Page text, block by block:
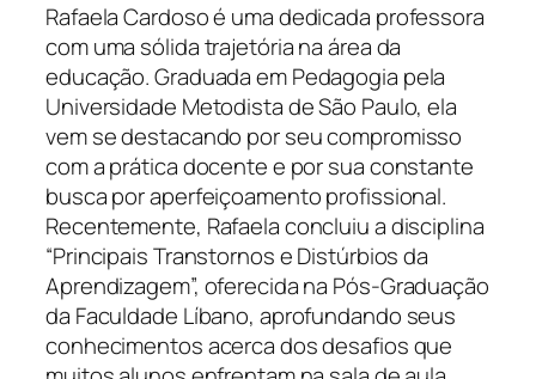
Rafaela Cardoso é uma dedicada professora
com uma sólida trajetória na área da
educação. Graduada em Pedagogia pela
Universidade Metodista de São Paulo, ela
vem se destacando por seu compromisso
com a prática docente e por sua constante
busca por aperfeiçoamento profissional.
Recentemente, Rafaela concluiu a disciplina
“Principais Transtornos e Distúrbios da
Aprendizagem”, oferecida na Pós-Graduação
da Faculdade Líbano, aprofundando seus
conhecimentos acerca dos desafios que